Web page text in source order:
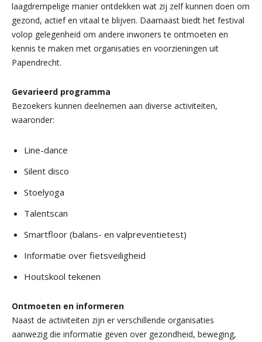
laagdrempelige manier ontdekken wat zij zelf kunnen doen om
gezond, actief en vitaal te blijven. Daarnaast biedt het festival
volop gelegenheid om andere inwoners te ontmoeten en
kennis te maken met organisaties en voorzieningen uit
Papendrecht.
Gevarieerd programma
Bezoekers kunnen deelnemen aan diverse activiteiten,
waaronder:
Line-dance
Silent disco
Stoelyoga
Talentscan
Smartfloor (balans- en valpreventietest)
Informatie over fietsveiligheid
Houtskool tekenen
Ontmoeten en informeren
Naast de activiteiten zijn er verschillende organisaties
aanwezig die informatie geven over gezondheid, beweging,